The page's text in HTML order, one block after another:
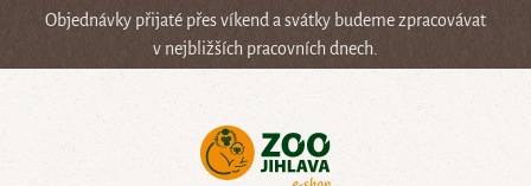
Objednávky přijaté přes víkend a svátky budeme zpracovávat
v nejbližších pracovních dnech.